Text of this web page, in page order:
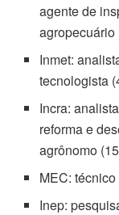
agente de
agropecuário
Inmet:
tecnologista
Incra:
reforma e
agrônomo
MEC:
Inep: